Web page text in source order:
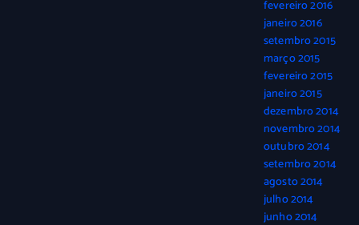
fevereiro 2016
janeiro 2016
setembro 2015
março 2015
fevereiro 2015
janeiro 2015
dezembro 2014
novembro 2014
outubro 2014
setembro 2014
agosto 2014
julho 2014
junho 2014